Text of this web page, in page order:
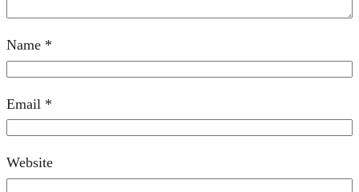
Name *
Email *
Website